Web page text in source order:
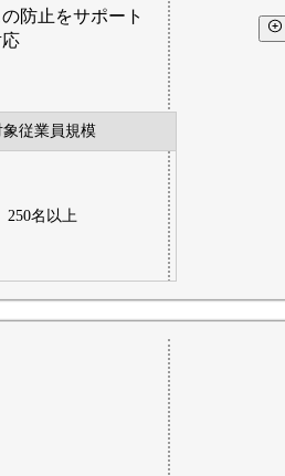
防止をサポート
象従業員規模
250名以上